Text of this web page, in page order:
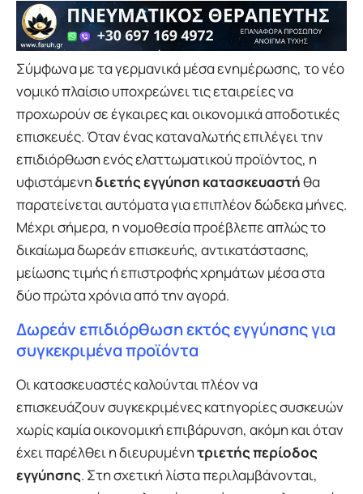
Σύμφωνα με τα γερμανικά μέσα ενημέρωσης, το νέο
νομικό πλαίσιο υποχρεώνει τις εταιρείες να
προχωρούν σε έγκαιρες και οικονομικά αποδοτικές
επισκευές. Όταν ένας καταναλωτής επιλέγει την
επιδιόρθωση ενός ελαττωματικού προϊόντος, η
υφιστάμενηδιετής εγγύηση κατασκευαστήθα
παρατείνεται αυτόματα για επιπλέον δώδεκα μήνες.
Μέχρι σήμερα, η νομοθεσία προέβλεπε απλώς το
δικαίωμα δωρεάν επισκευής, αντικατάστασης,
μείωσης τιμής ή επιστροφής χρημάτων μέσα στα
δύο πρώτα χρόνια από την αγορά.
Δωρεάν επιδιόρθωση εκτός εγγύησης για
συγκεκριμένα προϊόντα
Οι κατασκευαστές καλούνται πλέον να
επισκευάζουν συγκεκριμένες κατηγορίες συσκευών
χωρίς καμία οικονομική επιβάρυνση, ακόμη και όταν
έχει παρέλθει η διευρυμένητριετής περίοδος
εγγύησης. Στη σχετική λίστα περιλαμβάνονται,